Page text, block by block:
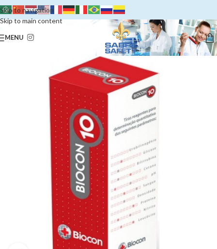
Skip to navigation
Skip to main content
MENU